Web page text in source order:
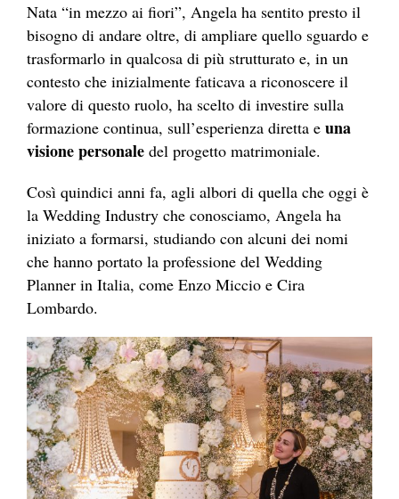
Nata “in mezzo ai fiori”, Angela ha sentito presto il
bisogno di andare oltre, di ampliare quello sguardo e
trasformarlo in qualcosa di più strutturato e, in un
contesto che inizialmente faticava a riconoscere il
valore di questo ruolo, ha scelto di investire sulla
formazione continua, sull’esperienza diretta e una
visione personale del progetto matrimoniale.
Così quindici anni fa, agli albori di quella che oggi è
la Wedding Industry che conosciamo, Angela ha
iniziato a formarsi, studiando con alcuni dei nomi
che hanno portato la professione del Wedding
Planner in Italia, come Enzo Miccio e Cira
Lombardo.